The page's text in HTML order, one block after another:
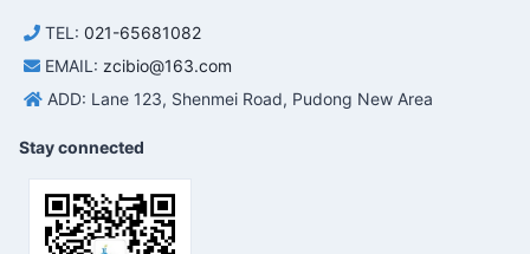
TEL: 021-65681082
EMAIL: zcibio@163.com
ADD: Lane 123, Shenmei Road, Pudong New Area
Stay connected